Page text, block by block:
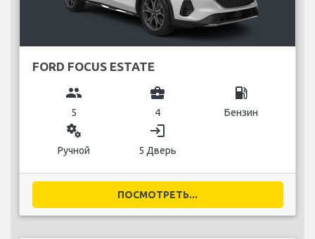
FORD FOCUS ESTATE
group
5
business_center
4
local_gas_station
Бензин
miscellaneous_services
Ручной
login
5 Дверь
ПОСМОТРЕТЬ...